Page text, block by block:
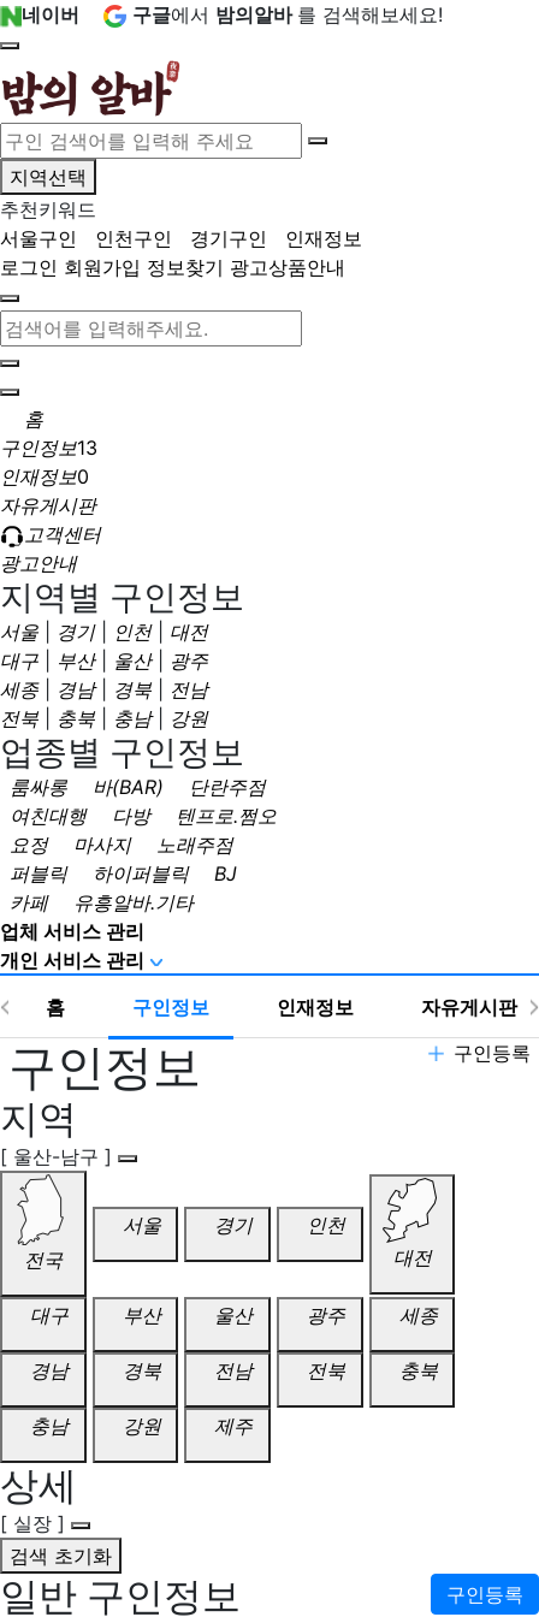
네이버 구글에서 밤의알바 를 검색해보세요!
지역선택
추천키워드
서울구인
인천구인 경기구인
인재정보
로그인 회원가입 정보찾기 광고상품안내
홈
구인정보13
인재정보0
자유게시판
고객센터
광고안내
지역별 구인정보
서울 경기| 인천| 대전
대구
부산| 울산| 광주
세종| 경남| 경북| 전남
전북| 충북| 충남| 강원
업종별 구인정보
룸싸롱 바(BAR)
단란주점
여친대행
다방
텐프로.쩜오
요정
마사지
노래주점
퍼블릭
하이퍼블릭
BJ
카페
유흥알바.기타
업체 서비스 관리
개인 서비스 관리
홈
구인정보 인재정보 자유게시판
구인정보 구인등록
지역
[ 울산-남구 ]
전국
서울 경기
인천
대전
대구 부산 울산 광주 세종
경남 경북 전남 전북 충북
충남 강원 제주
상세
[ 실장 ]
검색 초기화
일반 구인정보 구인등록